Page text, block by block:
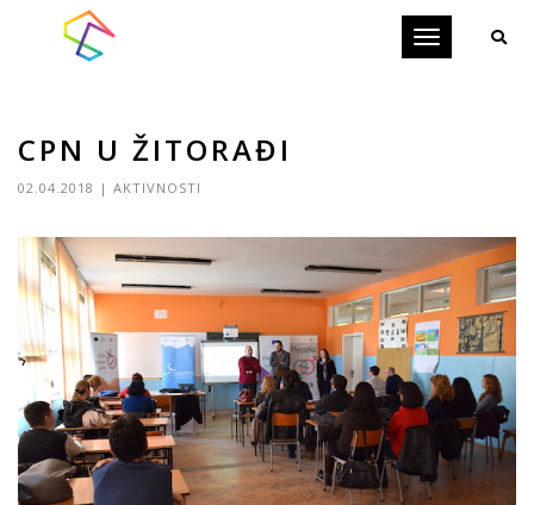
Toggle
CPN U ŽITORAĐI
02.04.2018 | AKTIVNOSTI